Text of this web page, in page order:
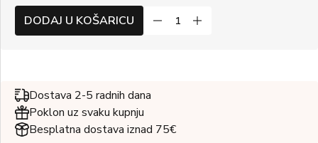
DODAJ U KOŠARICU
Dostava 2-5 radnih dana
Poklon uz svaku kupnju
Besplatna dostava iznad 75€